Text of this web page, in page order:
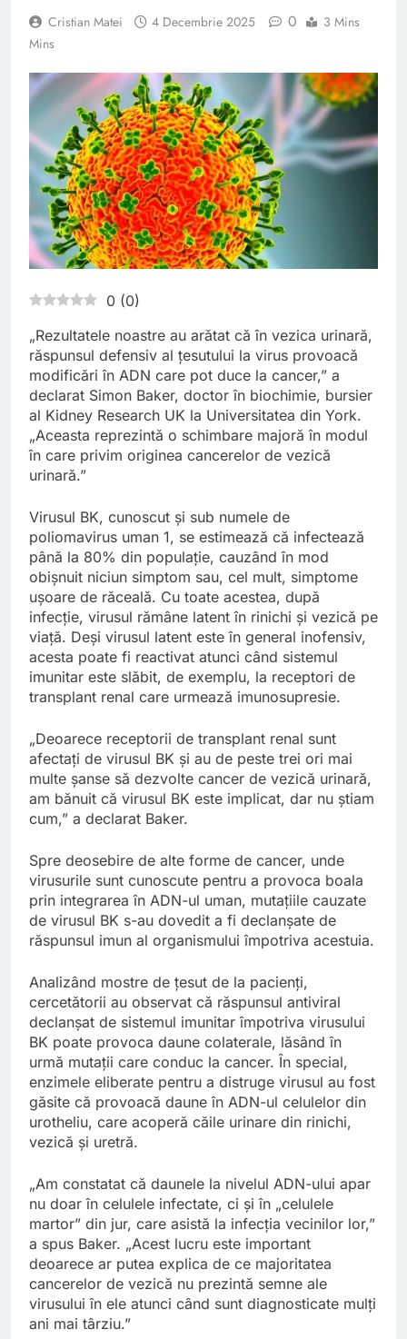
Cristian Matei 4 Decembrie 2025 0
3 Mins
Mins
0 (0)
„Rezultatele noastre au arătat că în vezica urinară,
răspunsul defensiv al țesutului la virus provoacă
modificări în ADN care pot duce la cancer,” a
declarat Simon Baker, doctor în biochimie, bursier
al Kidney Research UK la Universitatea din York.
„Aceasta reprezintă o schimbare majoră în modul
în care privim originea cancerelor de vezică
urinară.”
Virusul BK, cunoscut și sub numele de
poliomavirus uman 1, se estimează că infectează
până la 80% din populație, cauzând în mod
obișnuit niciun simptom sau, cel mult, simptome
ușoare de răceală. Cu toate acestea, după
infecție, virusul rămâne latent în rinichi și vezică pe
viață. Deși virusul latent este în general inofensiv,
acesta poate fi reactivat atunci când sistemul
imunitar este slăbit, de exemplu, la receptori de
transplant renal care urmează imunosupresie.
„Deoarece receptorii de transplant renal sunt
afectați de virusul BK și au de peste trei ori mai
multe șanse să dezvolte cancer de vezică urinară,
am bănuit că virusul BK este implicat, dar nu știam
cum,” a declarat Baker.
Spre deosebire de alte forme de cancer, unde
virusurile sunt cunoscute pentru a provoca boala
prin integrarea în ADN-ul uman, mutațiile cauzate
de virusul BK s-au dovedit a fi declanșate de
răspunsul imun al organismului împotriva acestuia.
Analizând mostre de țesut de la pacienți,
cercetătorii au observat că răspunsul antiviral
declanșat de sistemul imunitar împotriva virusului
BK poate provoca daune colaterale, lăsând în
urmă mutații care conduc la cancer. În special,
enzimele eliberate pentru a distruge virusul au fost
găsite că provoacă daune în ADN-ul celulelor din
urotheliu, care acoperă căile urinare din rinichi,
vezică și uretră.
„Am constatat că daunele la nivelul ADN-ului apar
nu doar în celulele infectate, ci și în „celulele
martor” din jur, care asistă la infecția vecinilor lor,”
a spus Baker. „Acest lucru este important
deoarece ar putea explica de ce majoritatea
cancerelor de vezică nu prezintă semne ale
virusului în ele atunci când sunt diagnosticate mulți
ani mai târziu.”